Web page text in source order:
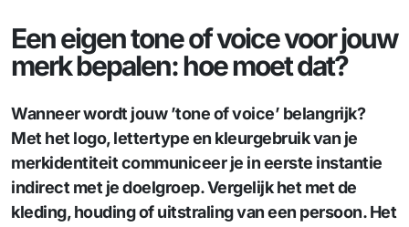
Een eigen tone of voice voor jouw
merk bepalen: hoe moet dat?
Wanneer wordt jouw ’tone of voice’ belangrijk?
Met het logo, lettertype en kleurgebruik van je
merkidentiteit communiceer je in eerste instantie
indirect met je doelgroep. Vergelijk het met de
kleding, houding of uitstraling van een persoon. Het